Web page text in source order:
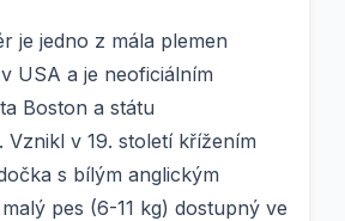
je jedno z mála plemen
USA a je neoficiálním
Boston a státu
Vznikl v 19. století křížením
s bílým anglickým
pes (6-11 kg) dostupný ve